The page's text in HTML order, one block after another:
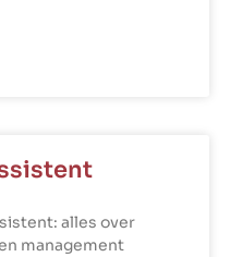
alles over
management